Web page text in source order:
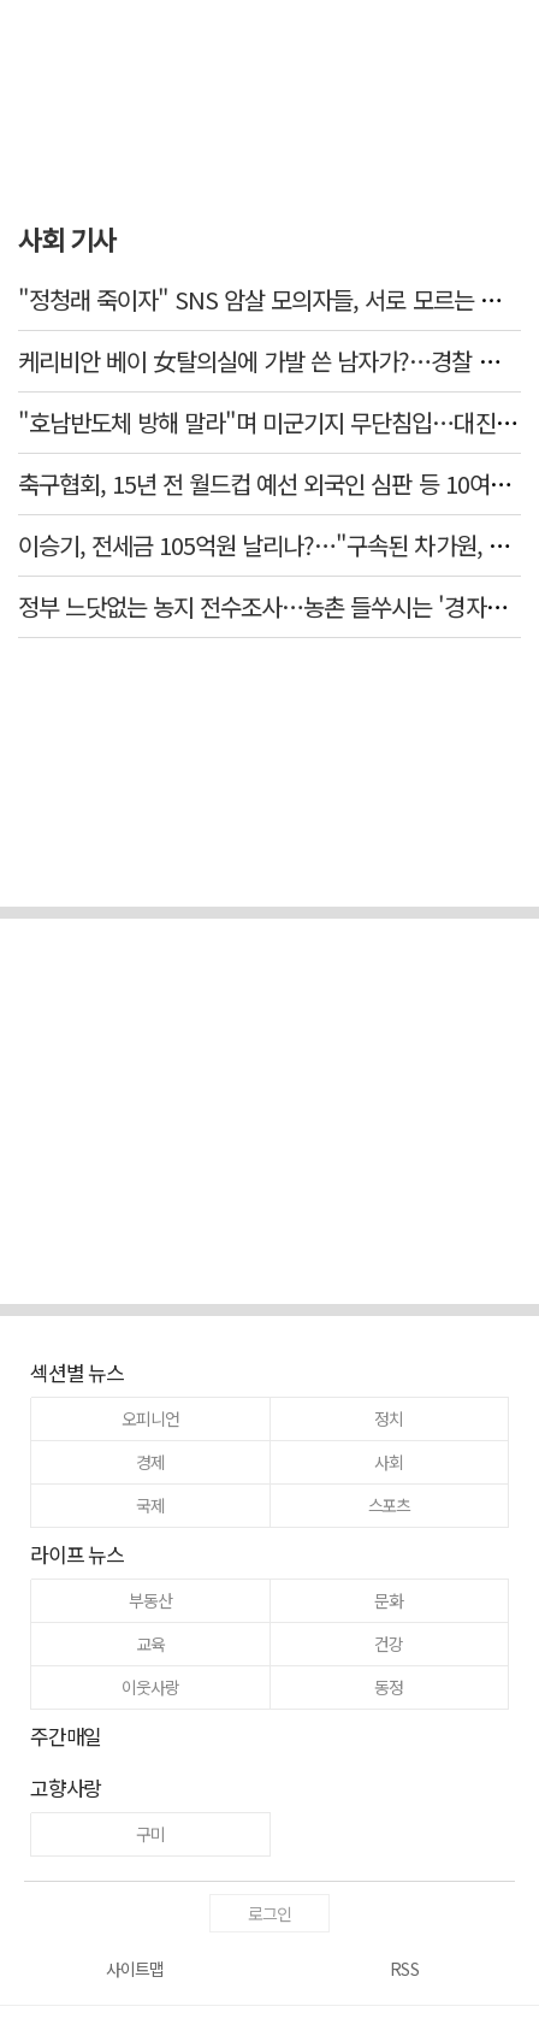
사회 기사
"정청래 죽이자" SNS 암살 모의자들, 서로 모르는 사이였다…檢송치
케리비안 베이 女탈의실에 가발 쓴 남자가?…경찰 추적 중
"호남반도체 방해 말라"며 미군기지 무단침입…대진연 회원 3명 '구속'
축구협회, 15년 전 월드컵 예선 외국인 심판 등 10여명에 '성 접대'
이승기, 전세금 105억원 날리나?…"구속된 차가원, 형사 범죄 영역"
정부 느닷없는 농지 전수조사…농촌 들쑤시는 '경자유전'의 칼날
섹션별 뉴스
오피니언
정치
경제
사회
국제
스포츠
라이프 뉴스
부동산
문화
교육
건강
이웃사랑
동정
주간매일
고향사랑
구미
로그인
사이트맵 RSS